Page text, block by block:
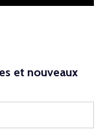
et nouveaux